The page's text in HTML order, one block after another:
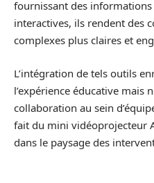
fournissant des informations
interactives, ils rendent des
complexes plus claires et
L’intégration de tels outils
l’expérience éducative mais
collaboration au sein
fait du mini vidéoprojecteur
dans le paysage des